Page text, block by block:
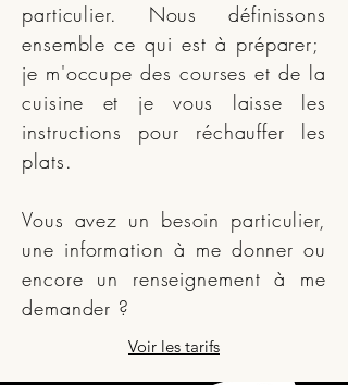
particulier. Nous définissons
ensemble ce qui est à préparer;
je m'occupe des courses et de la
cuisine et je vous laisse les
instructions pour réchauffer les
plats.
Vous avez un besoin particulier,
une information à me donner ou
encore un renseignement à me
demander ?
Voir les tarifs